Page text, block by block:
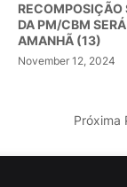
RECOMPOSIÇÃO
DA PM/CBM
AMANHÃ (13)
November 12, 2024
Próxima